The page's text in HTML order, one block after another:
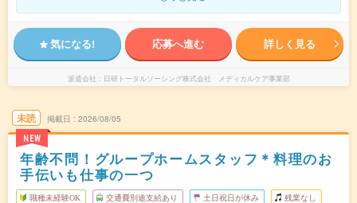
気になる! 応募へ進む 詳しく見る
派遣会社 日研トータルソーシング株式会社 メディカルケア事業部
未読
NEW
掲載日 2026/08/05
年齢不問！グループホームスタッフ＊料理のお
手伝いも仕事の一つ
職種未経験OK 交通費別途支給あり 土日祝日が休み 残業なし